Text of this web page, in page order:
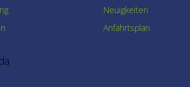
Neuigkeiten
Anfahrtsplan